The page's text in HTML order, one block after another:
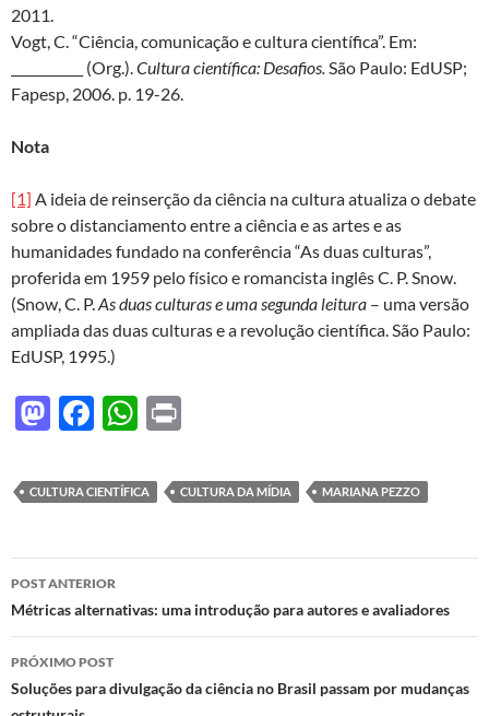
2011.
Vogt, C. “Ciência, comunicação e cultura científica”. Em:
___________ (Org.).Cultura científica: Desafios.São Paulo: EdUSP;
Fapesp, 2006. p. 19-26.
Nota
[1] A ideia de reinserção da ciência na cultura atualiza o debate
sobre o distanciamento entre a ciência e as artes e as
humanidades fundado na conferência “As duas culturas”,
proferida em 1959 pelo físico e romancista inglês C. P. Snow.
(Snow, C. P.As duas culturas e uma segunda leitura – uma versão
ampliada das duas culturas e a revolução científica. São Paulo:
EdUSP, 1995.)
M
to
d
o
n
F
e
b
o
o
k
W
at
s
A
p
nt
CULTURA CIENTÍFICA CULTURA DA MÍDIA MARIANA PEZZO
Navegação
de
posts
POST ANTERIOR
Métricas alternativas: uma introdução para autores e avaliadores
PRÓXIMO POST
Soluções para divulgação da ciência no Brasil passam por mudanças